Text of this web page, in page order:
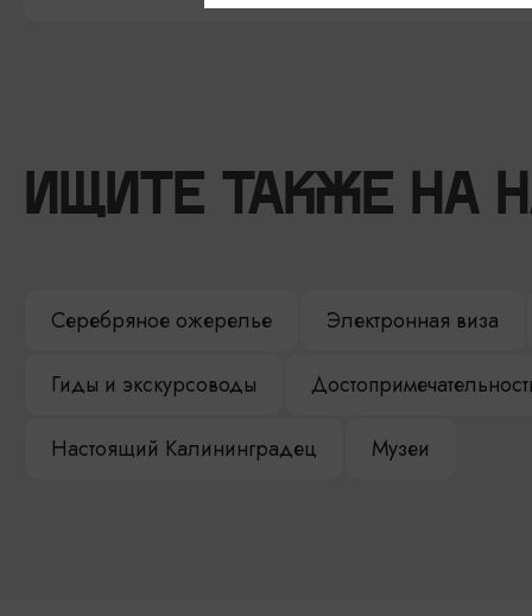
ИЩИТЕ ТАКЖЕ НА
Серебряное ожерелье Электронная виза
Гиды и экскурсоводы
Настоящий Калининградец Музеи